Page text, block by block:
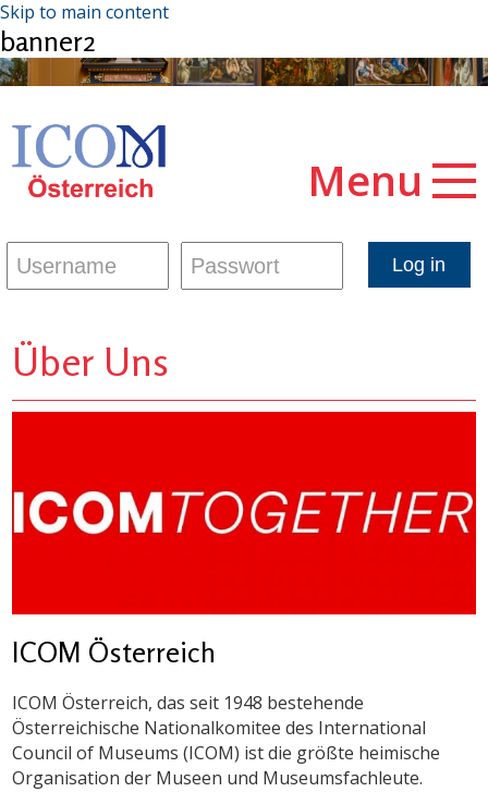
Skip to main content
banner2
Menu
Über Uns
ICOM Österreich
ICOM Österreich, das seit 1948 bestehende
Österreichische Nationalkomitee des International
Council of Museums (ICOM) ist die größte heimische
Organisation der Museen und Museumsfachleute.